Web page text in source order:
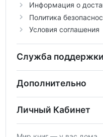
Информация о
Политика
Условия соглашения
Служба поддержки
Дополнительно
Личный Кабинет